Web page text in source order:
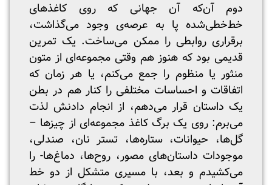
دوم آن‌که آن جهانی که روی کاغذهای
خط‌خطی‌شده پا به عرصه‌ی وجود می‌گذاشت،
برقراری روابطی را ممکن می‌ساخت. یک تمرین
قدیمی بود که هنوز هم وقتی مجموعه‌ای از متون
منثور یا منظوم را جمع می‌کنم، یا هر زمان که
اتفاقات و احساسات مختلفی را کنار هم در بطن
یک داستان قرار می‌دهم، از انجام دادنش لذت
می‌برم: روی یک برگ کاغذ مجموعه‌ای از چیزها –
گل‌ها، حیوانات، ستاره‌ها، تستر نان، صندلی،
موجودات داستان‌های مصور، روح‌ها، دماغ‌ها- را
می‌کشیدم و بعد، با مسیری متشکل از دو خط